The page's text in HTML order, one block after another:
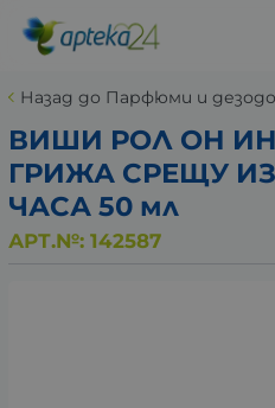
Назад до Парфюми и
ВИШИ РОЛ ОН
ГРИЖА СРЕЩУ
ЧАСА 50 мл
АРТ.№: 142587